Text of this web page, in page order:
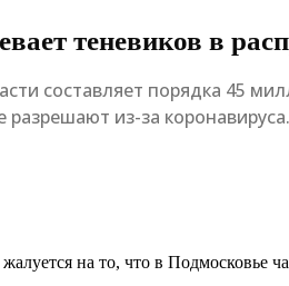
теневиков в
составляет порядка 45
разрешают из-за
на то, что в Подмосковье